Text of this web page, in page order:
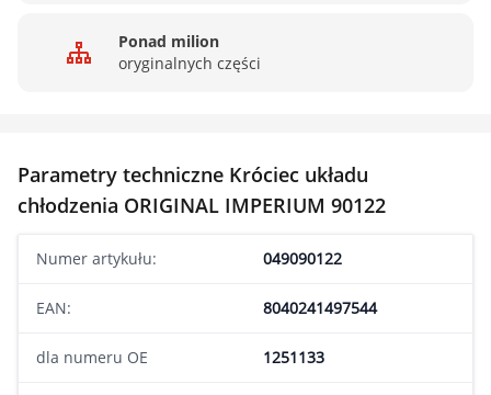
Ponad milion
oryginalnych części
Parametry techniczne Króciec układu
chłodzenia ORIGINAL IMPERIUM 90122
Numer artykułu: 049090122
EAN: 8040241497544
dla numeru OE 1251133